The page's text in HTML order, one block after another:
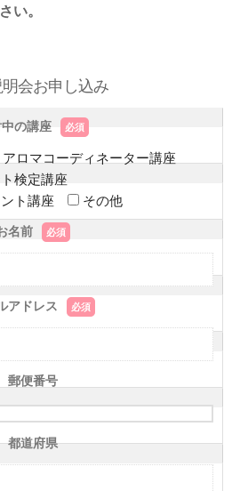
い。
会お申し込み
の講座 必須
アロマコーディネーター講座
検定講座
ト講座
その他
名前 必須
アドレス 必須
郵便番号
都道府県